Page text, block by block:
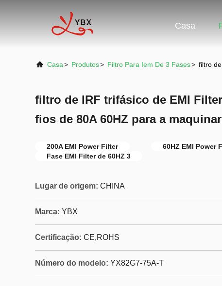
Casa
Casa> Produtos> Filtro Para Iem De 3 Fases> filtro
filtro de IRF trifásico de EMI
fios de 80A 60HZ para a
200A EMI Power Filter
60HZ EMI Power
Fase EMI Filter de 60HZ 3
Lugar de origem: CHINA
Marca: YBX
Certificação: CE,ROHS
Número do modelo: YX82G7-75A-T